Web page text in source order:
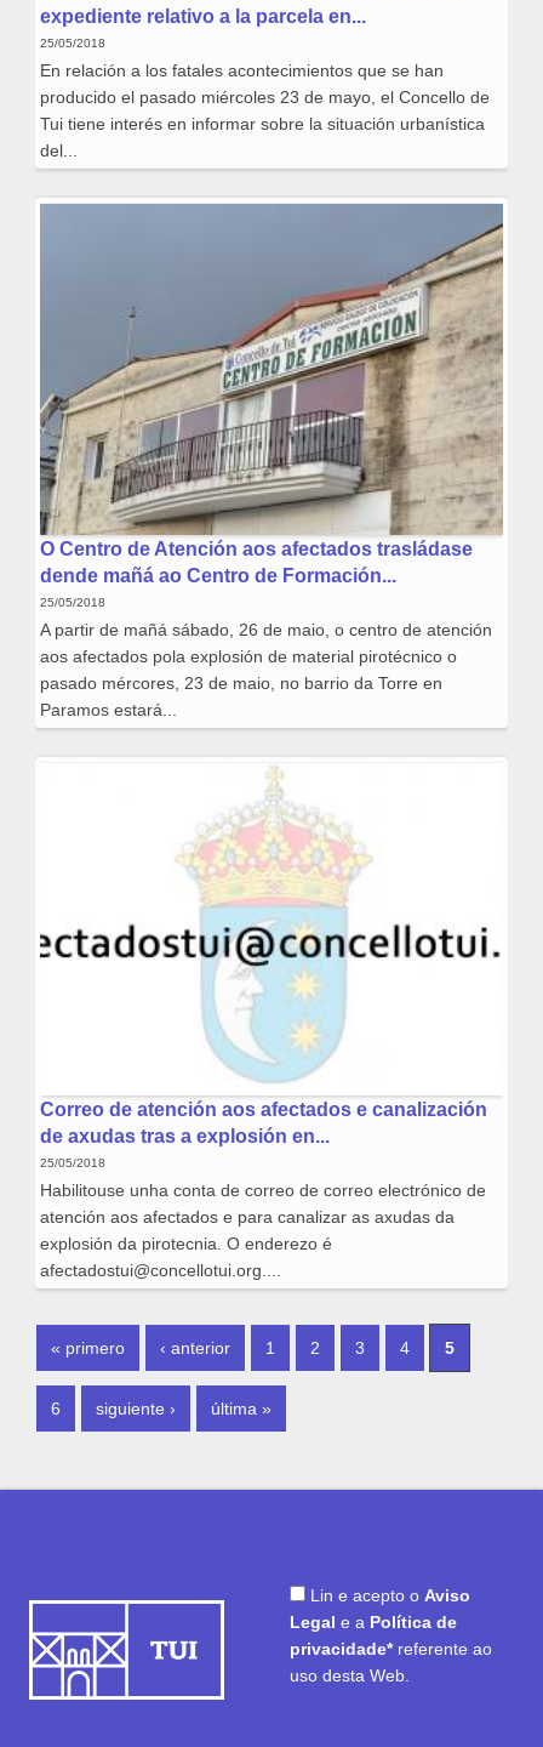
expediente relativo a la parcela en...
25/05/2018
En relación a los fatales acontecimientos que se han
producido el pasado miércoles 23 de mayo, el Concello de
Tui tiene interés en informar sobre la situación urbanística
del...
O Centro de Atención aos afectados trasládase
dende mañá ao Centro de Formación...
25/05/2018
A partir de mañá sábado, 26 de maio, o centro de atención
aos afectados pola explosión de material pirotécnico o
pasado mércores, 23 de maio, no barrio da Torre en
Paramos estará...
Correo de atención aos afectados e canalización
de axudas tras a explosión en...
25/05/2018
Habilitouse unha conta de correo de correo electrónico de
atención aos afectados e para canalizar as axudas da
explosión da pirotecnia. O enderezo é
afectadostui@concellotui.org....
PÁXINAS
« primero ‹ anterior 1 2 3 4 5
6 siguiente › última »
Lin e acepto o Aviso
Legal e a Política de
privacidade* referente ao
uso desta Web.